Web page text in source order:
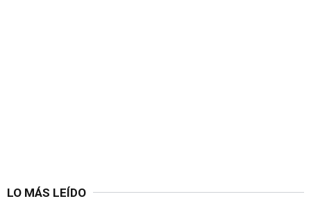
LO MÁS LEÍDO